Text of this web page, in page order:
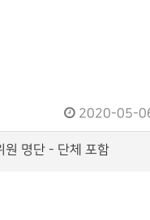
2020-05-
원 명단 - 단체 포함